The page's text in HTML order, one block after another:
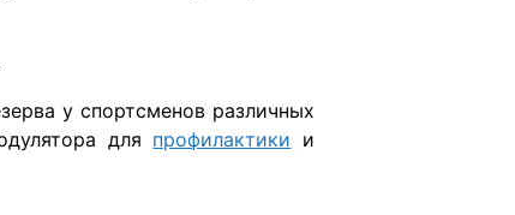
у спортсменов различных
для профи­лактики и